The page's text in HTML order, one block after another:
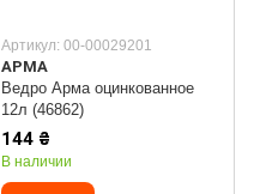
Артикул: 00-00029201
АРМА
Ведро Арма оцинкованное
12л (46862)
144 ₴
В наличии